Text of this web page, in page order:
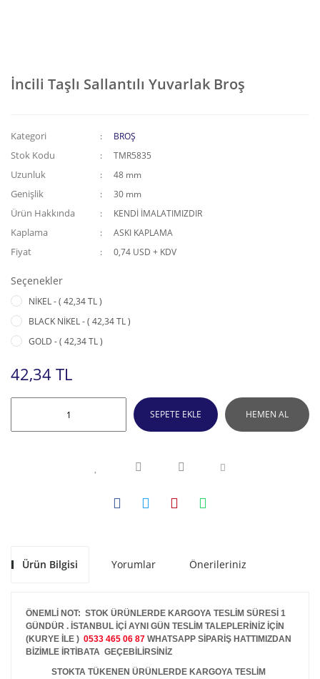
İncili Taşlı Sallantılı Yuvarlak Broş
Kategori BROŞ
Stok Kodu TMR5835
Uzunluk 48 mm
Genişlik 30 mm
Ürün Hakkında KENDİ İMALATIMIZDIR
Kaplama ASKI KAPLAMA
Fiyat 0,74 USD + KDV
Seçenekler
NİKEL - ( 42,34 TL )
BLACK NİKEL - ( 42,34 TL )
GOLD - ( 42,34 TL )
42,34 TL
SEPETE EKLE HEMEN AL
Ürün Bilgisi Yorumlar Önerileriniz
ÖNEMLİ NOT: STOK ÜRÜNLERDE KARGOYA TESLİM SÜRESİ 1
GÜNDÜR . İSTANBUL İÇİ AYNI GÜN TESLİM TALEPLERİNİZ İÇİN
(KURYE İLE ) 0533 465 06 87 WHATSAPP SİPARİŞ HATTIMIZDAN
BİZİMLE İRTİBATA GEÇEBİLİRSİNİZ
STOKTA TÜKENEN ÜRÜNLERDE KARGOYA TESLİM